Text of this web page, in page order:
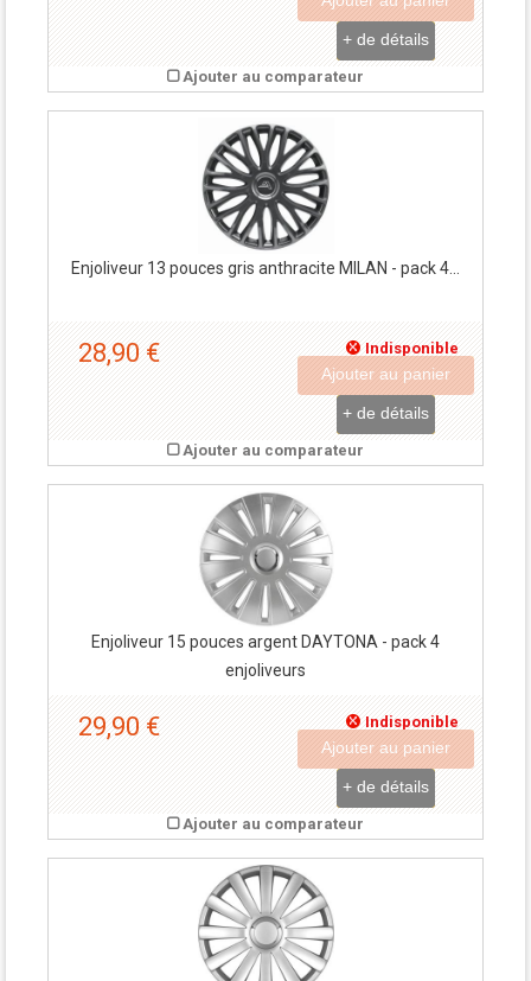
+ de détails
Ajouter au comparateur
Enjoliveur 13 pouces gris anthracite MILAN - pack 4...
Indisponible
28,90 €
Ajouter au panier
+ de détails
Ajouter au comparateur
Enjoliveur 15 pouces argent DAYTONA - pack 4
enjoliveurs
Indisponible
29,90 €
Ajouter au panier
+ de détails
Ajouter au comparateur